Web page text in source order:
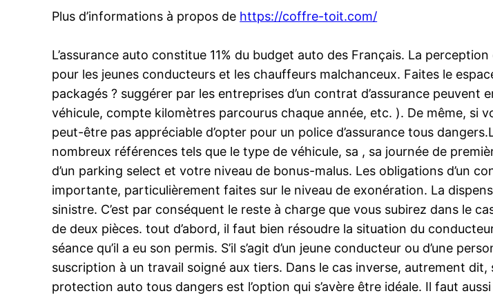
Plus d’informations à propos de https://coffre-toit.com/
L’assurance auto constitue 11% du budget auto des Français. La
pour les jeunes conducteurs et les chauffeurs malchanceux. Faites le
packagés ? suggérer par les entreprises d’un contrat d’assurance
véhicule, compte kilomètres parcourus chaque année, etc. ). De même, si
peut-être pas appréciable d’opter pour un police d’assurance tous
nombreux références tels que le type de véhicule, sa , sa journée de
d’un parking select et votre niveau de bonus-malus. Les obligations d’un
importante, particulièrement faites sur le niveau de exonération. La
sinistre. C’est par conséquent le reste à charge que vous subirez dans le
de deux pièces. tout d’abord, il faut bien résoudre la situation du
séance qu’il a eu son permis. S’il s’agit d’un jeune conducteur ou d’une
suscription à un travail soigné aux tiers. Dans le cas inverse, autrement
protection auto tous dangers est l’option qui s’avère être idéale. Il faut